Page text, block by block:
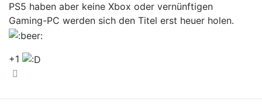
PS5 haben aber keine Xbox oder vernünftigen
Gaming-PC werden sich den Titel erst heuer holen.
+1